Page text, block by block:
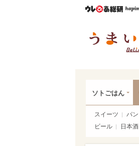
ウ
ソトごはん
スイーツ パン
ビール
日本酒